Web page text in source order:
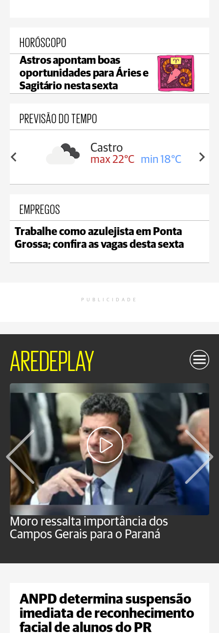
HORÓSCOPO
Astros apontam boas
oportunidades para Áries e
Sagitário nesta sexta
PREVISÃO DO TEMPO
18°C
Castro
max 22°C min 18°C
EMPREGOS
Trabalhe como azulejista em Ponta
Grossa; confira as vagas desta sexta
PUBLICIDADE
AREDEPLAY
Moro ressalta importância dos
Campos Gerais para o Paraná
ANPD determina suspensão
imediata de reconhecimento
facial de alunos do PR